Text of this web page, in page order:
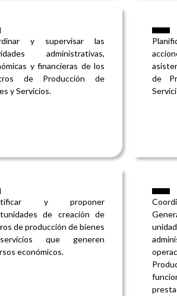
y supervisar las
administrativas,
y financieras de los
de Producción de
y Servicios.
de
y proponer
de creación de
de producción de bienes
que generen
económicos.